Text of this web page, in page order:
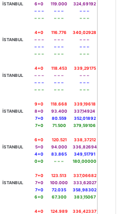
İSTANBUL
6+0
– – –
– – –
119.000
– – –
– – –
324,69192
– – –
– – –
İSTANBUL
4+0
– – –
– – –
– – –
116.776
– – –
– – –
– – –
340,02928
– – –
– – –
– – –
İSTANBUL
4+0
– – –
– – –
– – –
118.453
– – –
– – –
– – –
339,29175
– – –
– – –
– – –
İSTANBUL
9+0
8+0
7+0
7+0
118.668
93.400
80.559
71.500
339,19618
337,14924
352,01892
379,59106
İSTANBUL
6+0
5+0
4+0
0+0
120.521
94.000
83.865
– – –
338,37212
336,82694
349,51791
180,00000
İSTANBUL
7+0
7+0
7+0
6+0
123.513
100.000
72.035
67.300
337,06682
333,62027
358,98302
383,15067
4+0
124.989
336,42337